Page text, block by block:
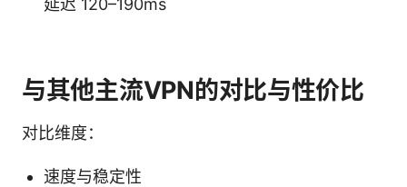
与其他主流VPN的对比与性价比
对比维度：
速度与稳定性